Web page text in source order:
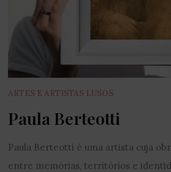
ARTES E ARTISTAS LUSOS
Paula Berteotti
Paula Berteotti é uma artista cuja
entre memórias, territórios e